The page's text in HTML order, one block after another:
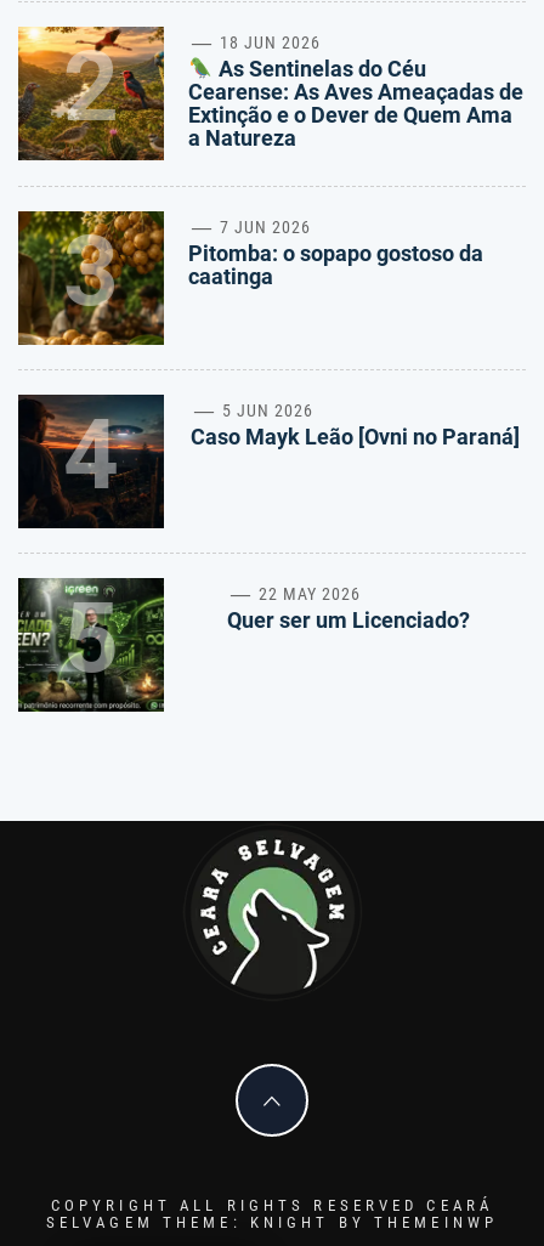
2 18 JUN 2026
As Sentinelas do Céu
Cearense: As Aves Ameaçadas de
Extinção e o Dever de Quem Ama
a Natureza
3 7 JUN 2026
Pitomba: o sopapo gostoso da
caatinga
4 5 JUN 2026
Caso Mayk Leão [Ovni no Paraná]
5 22 MAY 2026
Quer ser um Licenciado?
COPYRIGHT ALL RIGHTS RESERVED CEARÁ
SELVAGEM THEME: KNIGHT BYTHEMEINWP